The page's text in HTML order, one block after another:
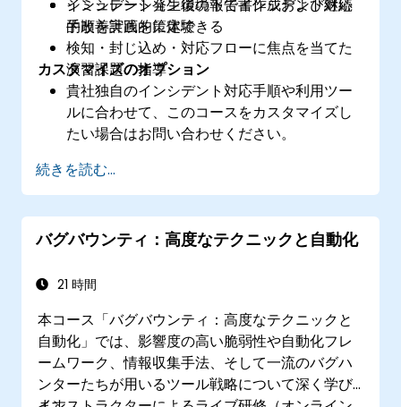
インシデント発生後の報告書作成および継続
的改善計画を策定できる
シミュレーション環境下でインシデント対応
手順を実践的に体験
検知・封じ込め・対応フローに焦点を当てた
演習課題の指導
カスタマイズのオプション
貴社独自のインシデント対応手順や利用ツー
ルに合わせて、このコースをカスタマイズし
たい場合はお問い合わせください。
続きを読む...
バグバウンティ：高度なテクニックと自動化
21 時間
本コース「バグバウンティ：高度なテクニックと
自動化」では、影響度の高い脆弱性や自動化フレ
ームワーク、情報収集手法、そして一流のバグハ
ンターたちが用いるツール戦略について深く学び